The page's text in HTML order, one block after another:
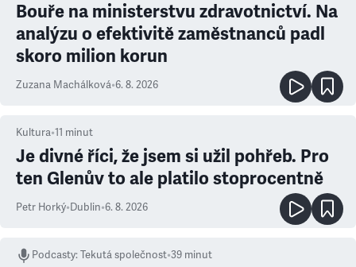
Bouře na ministerstvu zdravotnictví. Na
analýzu o efektivitě zaměstnanců padl
skoro milion korun
Zuzana Machálková•6. 8. 2026
Kultura•11 minut
Je divné říci, že jsem si užil pohřeb. Pro
ten Glenův to ale platilo stoprocentně
Petr Horký•Dublin•6. 8. 2026
Podcasty:Tekutá společnost•39 minut